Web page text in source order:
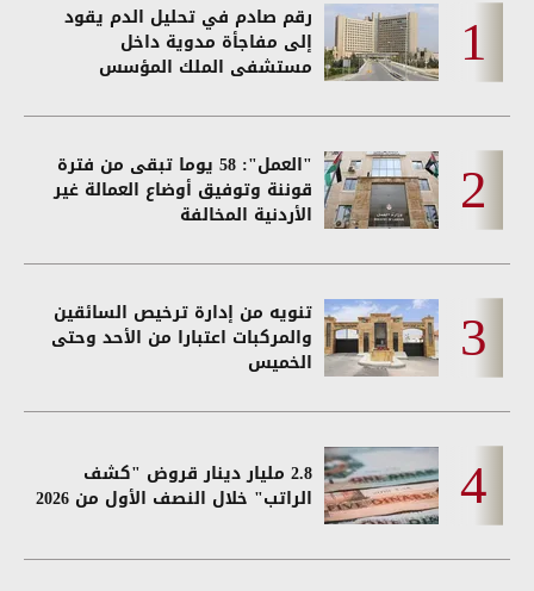
رقم صادم في تحليل الدم يقود
إلى مفاجأة مدوية داخل
مستشفى الملك المؤسس
"العمل": 58 يوما تبقى من فترة
قوننة وتوفيق أوضاع العمالة غير
الأردنية المخالفة
تنويه من إدارة ترخيص السائقين
والمركبات اعتبارا من الأحد وحتى
الخميس
2.8 مليار دينار قروض "كشف
الراتب" خلال النصف الأول من 2026